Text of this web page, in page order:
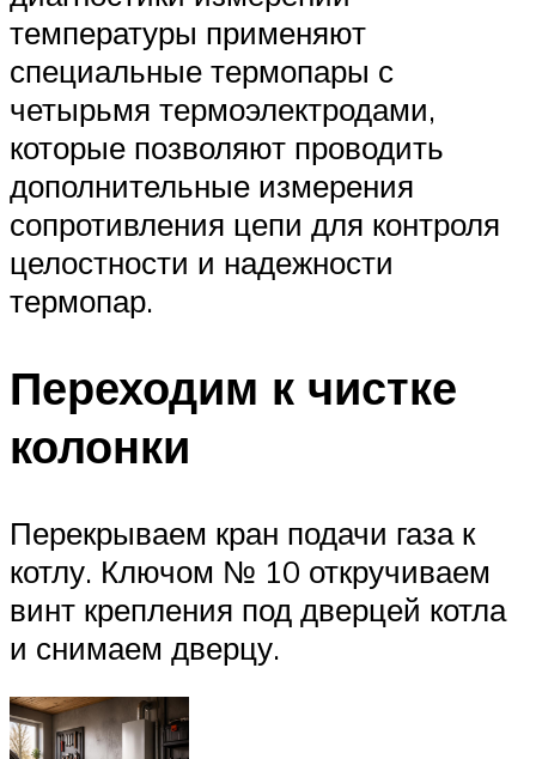
температуры применяют
специальные термопары с
четырьмя термоэлектродами,
которые позволяют проводить
дополнительные измерения
сопротивления цепи для контроля
целостности и надежности
термопар.
Переходим к чистке
колонки
Перекрываем кран подачи газа к
котлу. Ключом № 10 откручиваем
винт крепления под дверцей котла
и снимаем дверцу.